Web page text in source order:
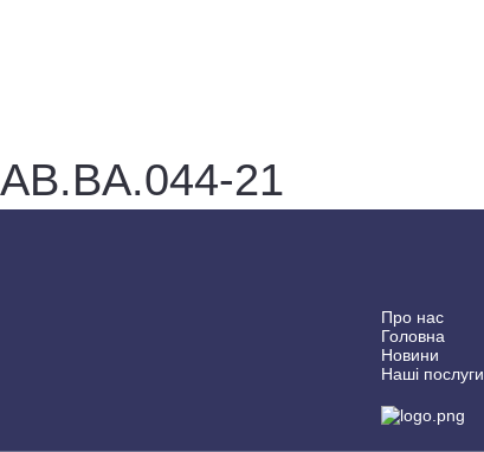
AB.BA.044-21
Про нас
Головна
Новини
Наші послуги